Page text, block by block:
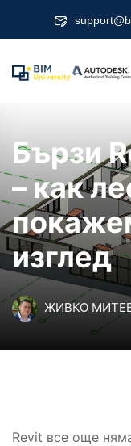
Бързи
– как
изглед
ЖИВКО
Revit все още